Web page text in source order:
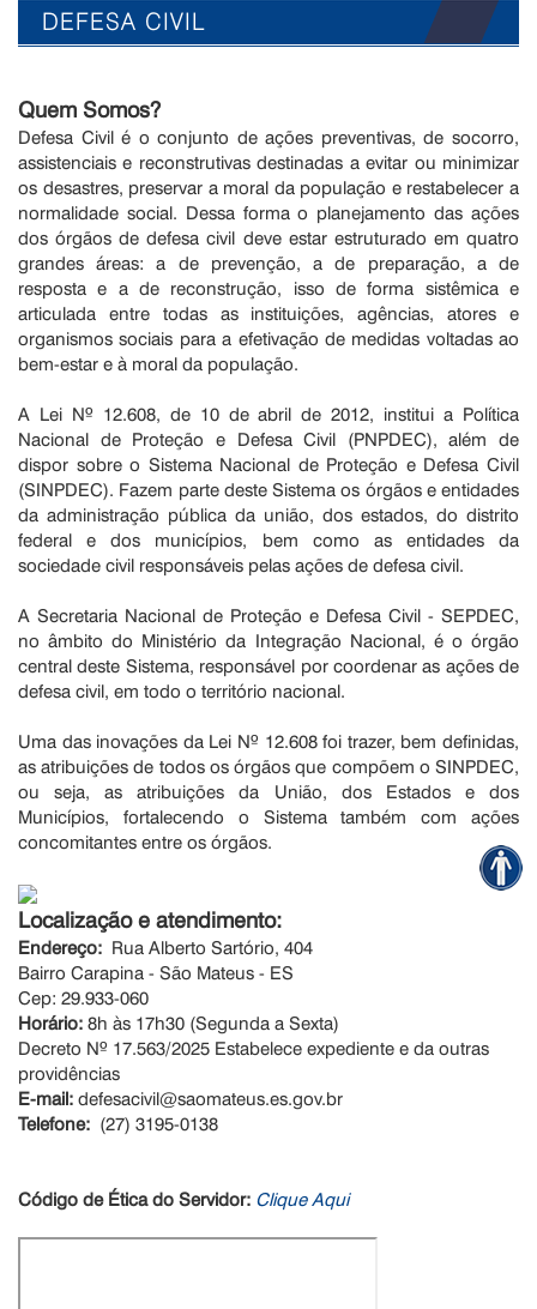
DEFESA CIVIL
Quem Somos?
Defesa Civil é o conjunto de ações preventivas, de socorro,
assistenciais e reconstrutivas destinadas a evitar ou minimizar
os desastres, preservar a moral da população e restabelecer a
normalidade social. Dessa forma o planejamento das ações
dos órgãos de defesa civil deve estar estruturado em quatro
grandes áreas: a de prevenção, a de preparação, a de
resposta e a de reconstrução, isso de forma sistêmica e
articulada entre todas as instituições, agências, atores e
organismos sociais para a efetivação de medidas voltadas ao
bem-estar e à moral da população.
A Lei Nº 12.608, de 10 de abril de 2012, institui a Política
Nacional de Proteção e Defesa Civil (PNPDEC), além de
dispor sobre o Sistema Nacional de Proteção e Defesa Civil
(SINPDEC). Fazem parte deste Sistema os órgãos e entidades
da administração pública da união, dos estados, do distrito
federal e dos municípios, bem como as entidades da
sociedade civil responsáveis pelas ações de defesa civil.
A Secretaria Nacional de Proteção e Defesa Civil - SEPDEC,
no âmbito do Ministério da Integração Nacional, é o órgão
central deste Sistema, responsável por coordenar as ações de
defesa civil, em todo o território nacional.
Uma das inovações da Lei Nº 12.608 foi trazer, bem definidas,
as atribuições de todos os órgãos que compõem o SINPDEC,
ou seja, as atribuições da União, dos Estados e dos
Municípios, fortalecendo o Sistema também com ações
concomitantes entre os órgãos.
Localização e atendimento:
Endereço: Rua Alberto Sartório, 404
Bairro Carapina - São Mateus - ES
Cep: 29.933-060
Horário: 8h às 17h30 (Segunda a Sexta)
Decreto Nº 17.563/2025 Estabelece expediente e da outras
providências
E-mail: defesacivil@saomateus.es.gov.br
Telefone: (27) 3195-0138
Código de Ética do Servidor: Clique Aqui